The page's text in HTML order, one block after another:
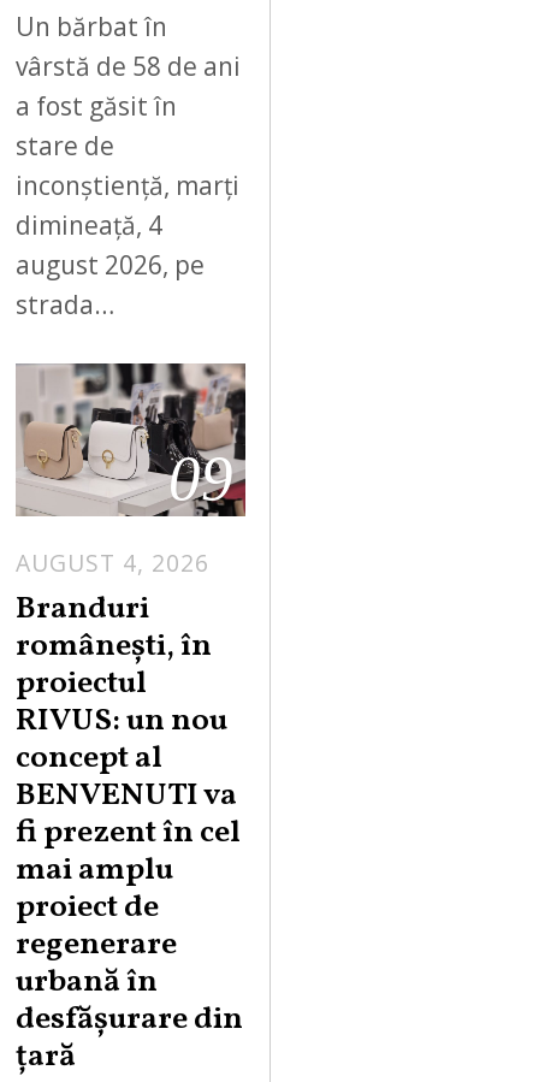
Un bărbat în
vârstă de 58 de ani
a fost găsit în
stare de
inconștiență, marți
dimineață, 4
august 2026, pe
strada…
09
AUGUST 4, 2026
Branduri
românești, în
proiectul
RIVUS: un nou
concept al
BENVENUTI va
fi prezent în cel
mai amplu
proiect de
regenerare
urbană în
desfășurare din
țară